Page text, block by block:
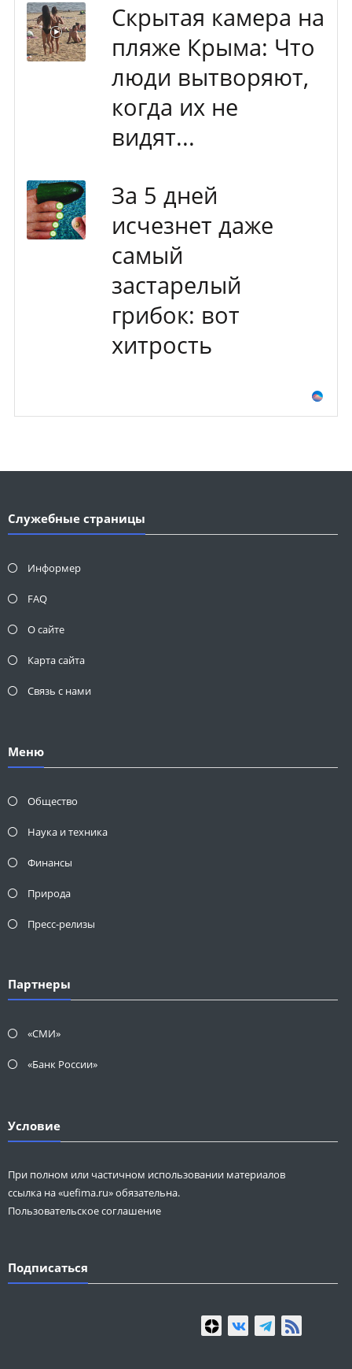
Скрытая камера на
пляже Крыма: Что
люди вытворяют,
когда их не
видят...
За 5 дней
исчезнет даже
самый
застарелый
грибок: вот
хитрость
Служебные страницы
Информер
FAQ
О сайте
Карта сайта
Связь с нами
Меню
Общество
Наука и техника
Финансы
Природа
Пресс-релизы
Партнеры
«СМИ»
«Банк России»
Условие
При полном или частичном использовании материалов
ссылка на «uefima.ru» обязательна.
Пользовательское соглашение
Подписаться